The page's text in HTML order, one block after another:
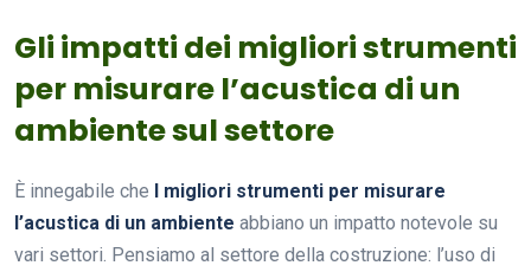
Gli impatti dei migliori strumenti
per misurare l’acustica di un
ambiente sul settore
È innegabile che I migliori strumenti per misurare
l’acustica di un ambiente abbiano un impatto notevole su
vari settori. Pensiamo al settore della costruzione: l’uso di